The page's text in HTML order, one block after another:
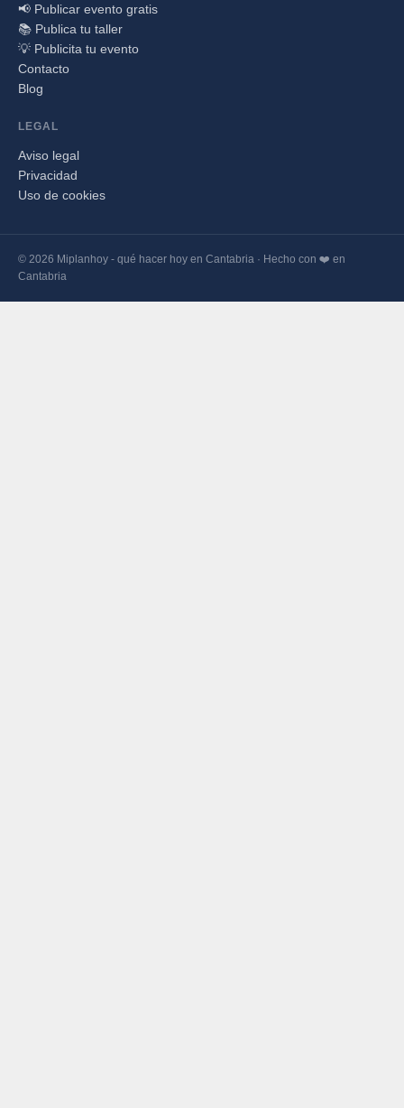
📢 Publicar evento gratis
📚 Publica tu taller
💡 Publicita tu evento
Contacto
Blog
LEGAL
Aviso legal
Privacidad
Uso de cookies
© 2026 Miplanhoy - qué hacer hoy en Cantabria · Hecho con ❤️ en
Cantabria